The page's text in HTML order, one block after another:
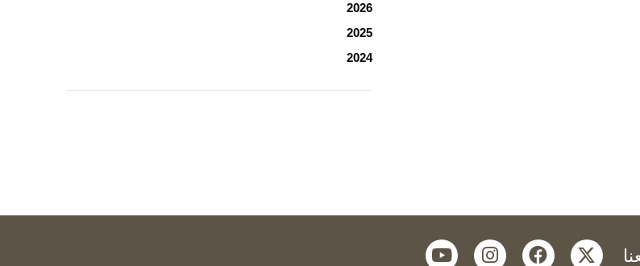
2026
2025
2024
twitter
facebook
instagram
youtube